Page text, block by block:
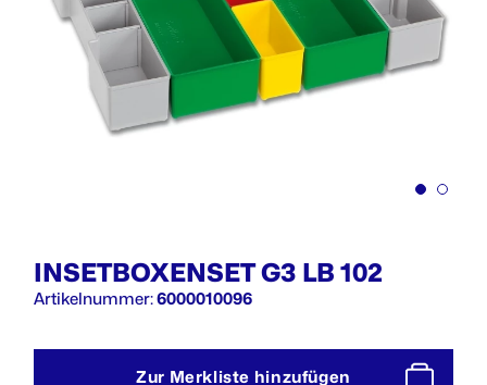
INSETBOXENSET G3 LB 102
Artikelnummer:6000010096
Zur Merkliste hinzufügen